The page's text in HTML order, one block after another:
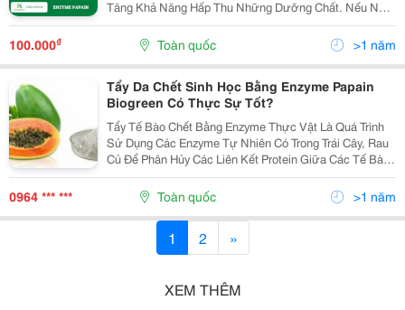
Tăng Khả Năng Hấp Thu Những Dưỡng Chất. Nếu Như
Trước Đây, Chúng Ta Chỉ Quen Thuộc Với Các Loại Tẩy
Da Chết Vật Lý Có Hạt Scrub, Thì Ngày Nay, Tẩy Tế...
100.000₫ Toàn quốc >1 năm
Tẩy Da Chết Sinh Học Bằng Enzyme Papain
Biogreen Có Thực Sự Tốt?
Tẩy Tế Bào Chết Bằng Enzyme Thực Vật Là Quá Trình
Sử Dụng Các Enzyme Tự Nhiên Có Trong Trái Cây, Rau
Củ Để Phân Hủy Các Liên Kết Protein Giữa Các Tế Bào
Da Chết, Giúp Loại Bỏ Chúng Một Cách Nhẹ Nhàng Và
Hiệu Quả. Các Enzyme Này Thường Được Chiết Xuất...
0964 *** *** Toàn quốc >1 năm
1 2 »
XEM THÊM